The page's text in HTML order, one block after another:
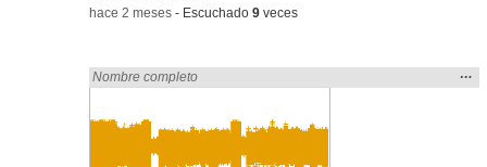
-hace 2 meses - Escuchado9 veces
Encontrado «zaragoza» en:
Nombre completo
la
…